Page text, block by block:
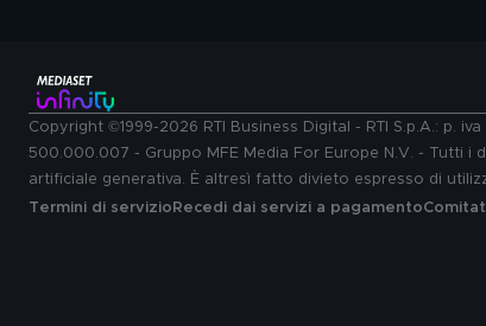
Copyright ©1999-2026 RTI Business Digital - RTI S.p.A.: p.
500.000.007 - Gruppo MFE Media For Europe N.V. - Tutti
artificiale generativa. È altresì fatto divieto espresso di
Termini di servizio Recedi dai servizi a pagamento